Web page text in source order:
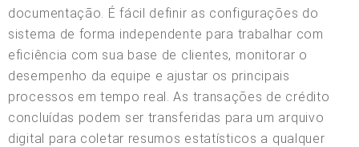
documentação. É fácil definir as configurações do
sistema de forma independente para trabalhar com
eficiência com sua base de clientes, monitorar o
desempenho da equipe e ajustar os principais
processos em tempo real. As transações de crédito
concluídas podem ser transferidas para um arquivo
digital para coletar resumos estatísticos a qualquer